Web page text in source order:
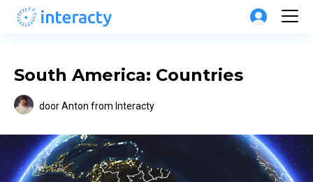
South America: Countries
doorAnton from Interacty